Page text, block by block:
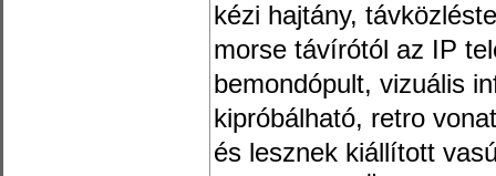
kézi hajtány,
morse távírótól az IP
bemondópult, vizuális
kipróbálható, retro
és lesznek kiállított